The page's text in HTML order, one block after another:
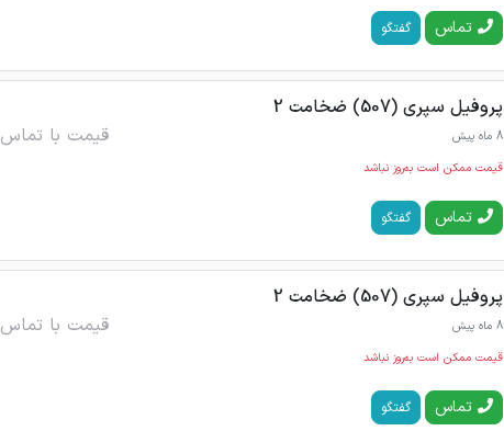
تماس گفتگو
پروفیل سپری (507) ضخامت 2
8 ماه پیش قیمت با تماس
قیمت ممکن است به‌روز نباشد
تماس گفتگو
پروفیل سپری (507) ضخامت 2
8 ماه پیش قیمت با تماس
قیمت ممکن است به‌روز نباشد
تماس گفتگو